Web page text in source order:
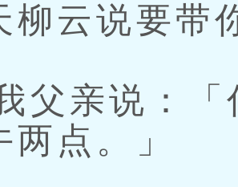
柳云说要带
亲说：「
两点。」